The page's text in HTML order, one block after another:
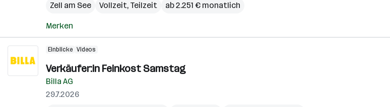
Zell am See
Vollzeit, Teilzeit ab 2.251 € monatlich
Merken
Einblicke Videos
Verkäufer:in Feinkost Samstag
Billa AG
29.7.2026